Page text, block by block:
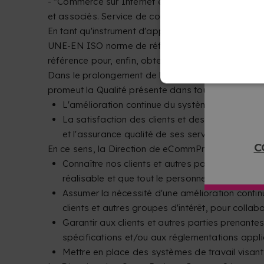
et associés. Service de copie en ligne."
En tant qu'instrument d'application de sa
UNE-EN ISO norme de référence 9001:2015.
référence pour, enfin, obtenir une
Dans le prolongement de la trajectoire de
promeut la Qualité présente dans tous ses
L'amélioration continue du système de
La satisfaction des clients et des autres
et l'assurance qualité de ses services, qui
En ce sens, la Direction de eCommProjects
Connaître nos clients et autres parties
réalisable et que tout le personnel impliqué
Assumer la nécessité d'une amélioration
clients et autres groupes d'intérêt, pour
Garantir aux clients et autres parties
spécifications et/ou aux réglementations
Mettre en place des systèmes de travail